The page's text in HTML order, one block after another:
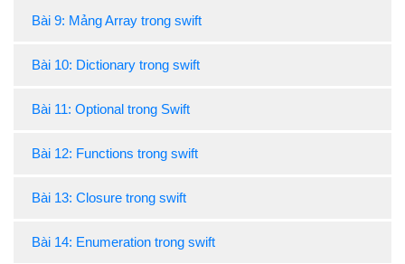
Bài 9: Mảng Array trong swift
Bài 10: Dictionary trong swift
Bài 11: Optional trong Swift
Bài 12: Functions trong swift
Bài 13: Closure trong swift
Bài 14: Enumeration trong swift